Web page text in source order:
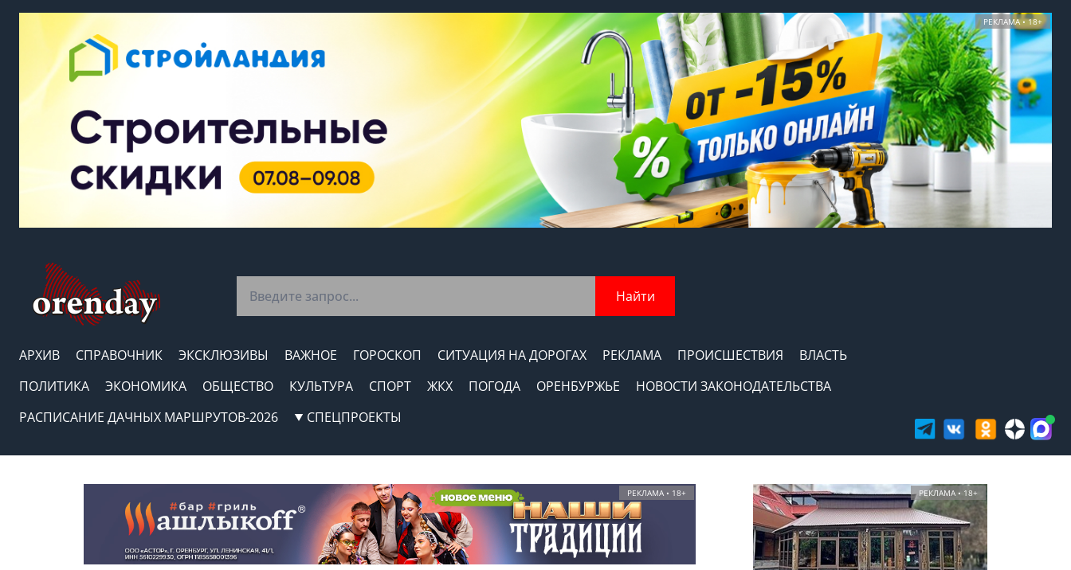
РЕКЛАМА • 18+
Найти
АРХИВ СПРАВОЧНИК ЭКСКЛЮЗИВЫ ВАЖНОЕ ГОРОСКОП СИТУАЦИЯ НА ДОРОГАХ РЕКЛАМА ПРОИСШЕСТВИЯ
ВЛАСТЬ
ПОЛИТИКА
ЭКОНОМИКА ОБЩЕСТВО КУЛЬТУРА СПОРТ ЖКХ ПОГОДА ОРЕНБУРЖЬЕ
НОВОСТИ ЗАКОНОДАТЕЛЬСТВА
РАСПИСАНИЕ ДАЧНЫХ МАРШРУТОВ-2026
СПЕЦПРОЕКТЫ
РЕКЛАМА • 18+ РЕКЛАМА • 18+